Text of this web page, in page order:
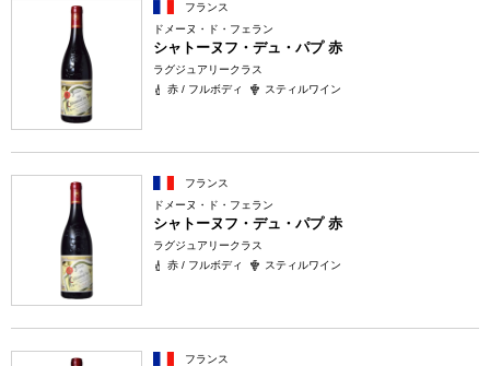
フランス
ドメーヌ・ド・フェラン
シャトーヌフ・デュ・パプ 赤
ラグジュアリークラス
赤 / フルボディ
スティルワイン
フランス
ドメーヌ・ド・フェラン
シャトーヌフ・デュ・パプ 赤
ラグジュアリークラス
赤 / フルボディ
スティルワイン
フランス